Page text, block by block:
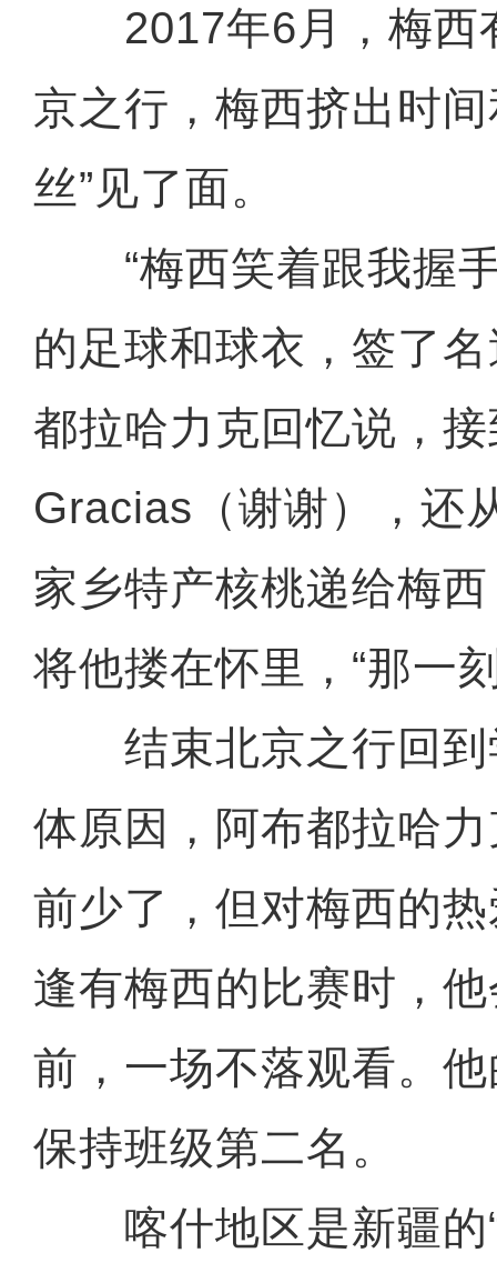
2017年6月，梅西
京之行，梅西挤出时
丝”见了面。
“梅西笑着跟我握手
的足球和球衣，签了
都拉哈力克回忆说，
Gracias（谢谢），还
家乡特产核桃递给梅
将他搂在怀里，“那一
结束北京之行回到
体原因，阿布都拉哈
前少了，但对梅西的
逢有梅西的比赛时，
前，一场不落观看。
保持班级第二名。
喀什地区是新疆的“